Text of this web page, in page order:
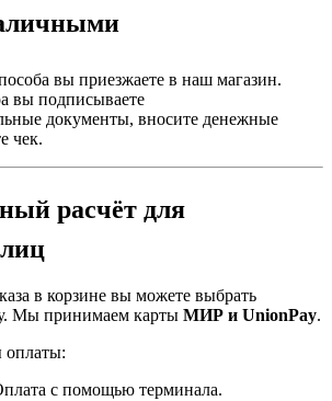
вы приезжаете в наш магазин.
вы подписываете
документы, вносите денежные
чек.
расчёт для
в корзине вы можете выбрать
Мы принимаем карты МИР и UnionPay.
оплаты:
с помощью терминала.